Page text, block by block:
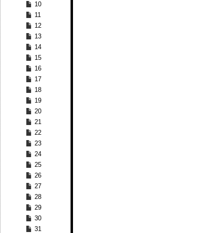
10
11
12
13
14
15
16
17
18
19
20
21
22
23
24
25
26
27
28
29
30
31